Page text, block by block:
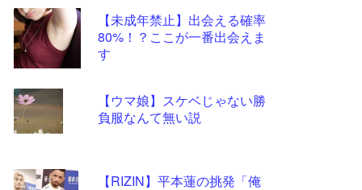
【未成年禁止】出会える確率
80%！？ここが一番出会えま
す
【ウマ娘】スケベじゃない勝
負服なんて無い説
【RIZIN】平本蓮の挑発「俺